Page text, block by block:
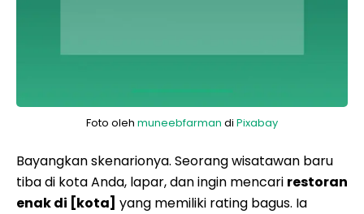
Foto oleh muneebfarman di Pixabay
Bayangkan skenarionya. Seorang wisatawan baru
tiba di kota Anda, lapar, dan ingin mencari restoran
enak di [kota] yang memiliki rating bagus. Ia